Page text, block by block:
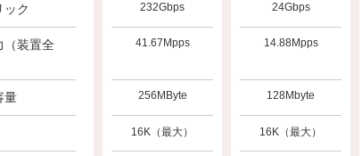
ック
（装置全
量
232Gbps
83.33Mpps
256MByte
232Gbps
41.67Mpps
256MByte
16K（最大）
24Gbps
14.88Mpps
128Mbyte
16K（最大）